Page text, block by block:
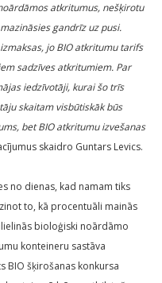
atkritumus, nešķirotu
gandrīz uz pusi.
jo BIO atkritumu tarifs
sadzīves atkritumiem. Par
iedzīvotāji, kurai šo trīs
skaitam visbūtiskāk būs
bet BIO atkritumu izvešanas
skaidro Guntars Levics.
no dienas, kad namam tiks
to, kā procentuāli mainās
bioloģiski noārdāmo
konteineru sastāva
BIO šķirošanas konkursa